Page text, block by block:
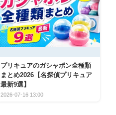
プリキュアのガシャポン全種類
まとめ2026【名探偵プリキュア
最新9選】
2026-07-16 13:00